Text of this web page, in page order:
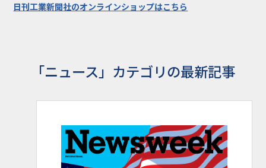
日刊工業新聞社のオンラインショップはこちら
「ニュース」カテゴリの最新記事